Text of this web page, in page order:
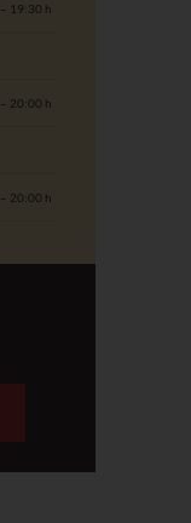
19:30 h
20:00 h
20:00 h